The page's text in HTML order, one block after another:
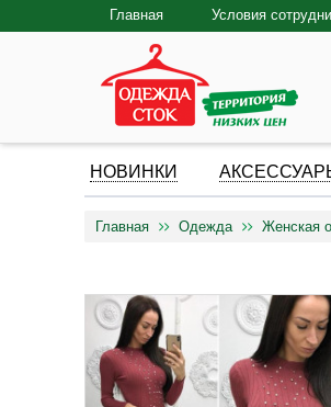
Главная Условия
НОВИНКИ
Главная Одежда Женская